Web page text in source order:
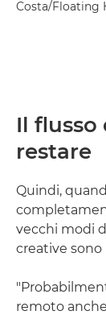
Costa/Floating
Il flusso
restare
Quindi,
vecchi modi
creative
remoto